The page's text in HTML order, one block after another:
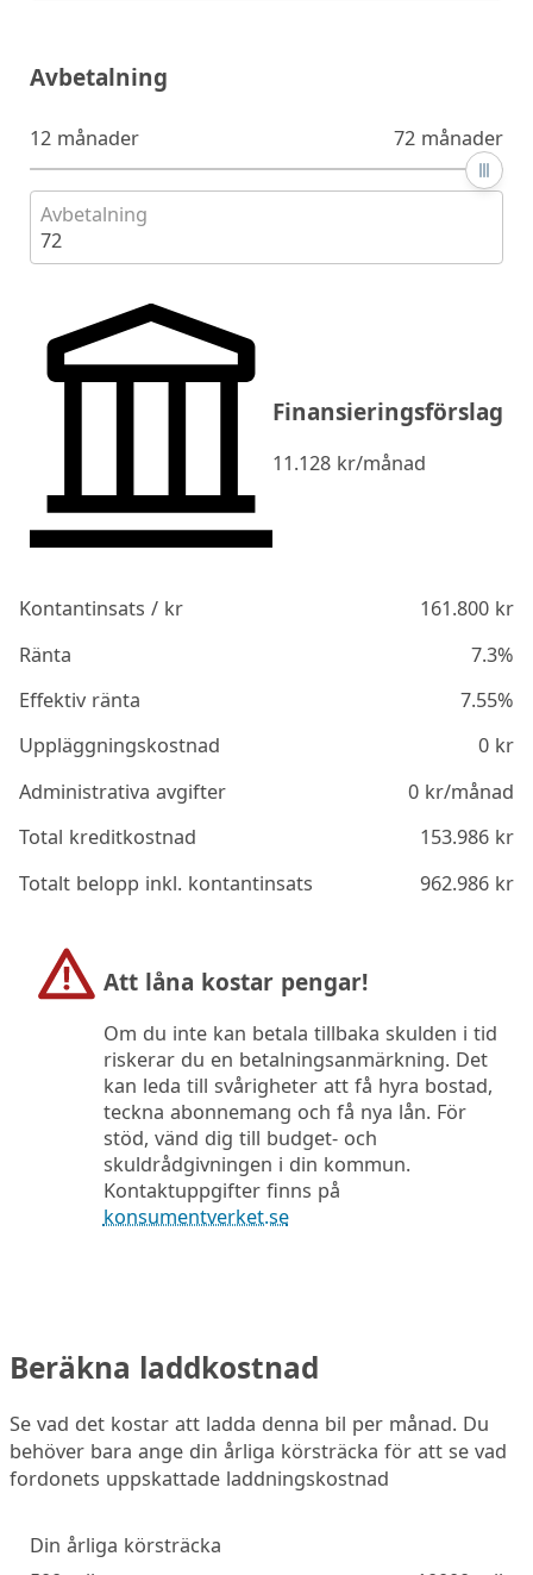
Avbetalning
12 månader 72 månader
Avbetalning
72
Finansieringsförslag
11.128 kr/månad
Kontantinsats / kr 161.800kr
Ränta
7.3%
Effektiv ränta
7.55%
Uppläggningskostnad
0kr
Administrativa avgifter
0kr/månad
Total kreditkostnad
153.986kr
Totalt belopp inkl. kontantinsats
962.986kr
Att låna kostar pengar!
Om du inte kan betala tillbaka skulden i tid
riskerar du en betalningsanmärkning. Det
kan leda till svårigheter att få hyra bostad,
teckna abonnemang och få nya lån. För
stöd, vänd dig till budget- och
skuldrådgivningen i din kommun.
Kontaktuppgifter finns på
konsumentverket.se
Beräkna laddkostnad
Se vad det kostar att ladda denna bil per månad. Du
behöver bara ange din årliga körsträcka för att se vad
fordonets uppskattade laddningskostnad
Din årliga körsträcka